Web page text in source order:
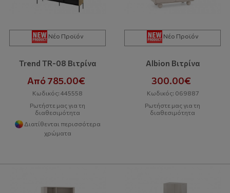
Νέο Προϊόν
Trend TR-08 Βιτρίνα
Από 785.00€
Κωδικός: 445558
Ρωτήστε μας για τη
διαθεσιμότητα
Διατίθενται περισσότερα
χρώματα
Νέο Προϊόν
Albion Βιτρίνα
300.00€
Κωδικός: 069887
Ρωτήστε μας για τη
διαθεσιμότητα